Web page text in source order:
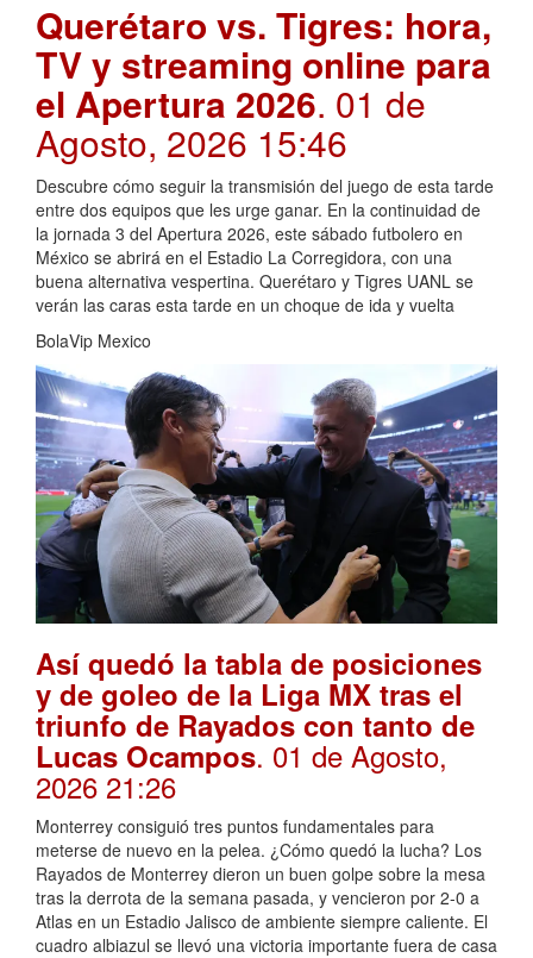
Querétaro vs. Tigres: hora,
TV y streaming online para
el Apertura 2026. 01 de
Agosto, 2026 15:46
Descubre cómo seguir la transmisión del juego de esta tarde
entre dos equipos que les urge ganar. En la continuidad de
la jornada 3 del Apertura 2026, este sábado futbolero en
México se abrirá en el Estadio La Corregidora, con una
buena alternativa vespertina. Querétaro y Tigres UANL se
verán las caras esta tarde en un choque de ida y vuelta
BolaVip Mexico
Así quedó la tabla de posiciones
y de goleo de la Liga MX tras el
triunfo de Rayados con tanto de
Lucas Ocampos. 01 de Agosto,
2026 21:26
Monterrey consiguió tres puntos fundamentales para
meterse de nuevo en la pelea. ¿Cómo quedó la lucha? Los
Rayados de Monterrey dieron un buen golpe sobre la mesa
tras la derrota de la semana pasada, y vencieron por 2-0 a
Atlas en un Estadio Jalisco de ambiente siempre caliente. El
cuadro albiazul se llevó una victoria importante fuera de casa